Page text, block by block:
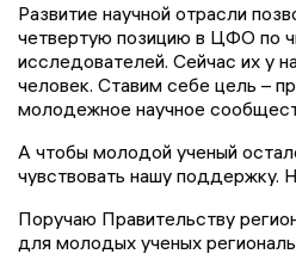
Развитие научной отрасли
четвертую позицию в ЦФО по
исследователей. Сейчас их у
человек. Ставим себе цель –
молодежное научное
А чтобы молодой ученый
чувствовать нашу поддержку.
Поручаю Правительству
для молодых ученых